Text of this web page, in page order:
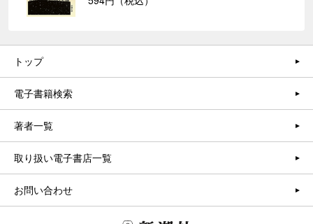
トップ
電子書籍検索
著者一覧
取り扱い電子書店一覧
お問い合わせ